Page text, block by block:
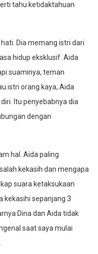
tahu ketidaktahuan
Dia memang istri dari
hidup eksklusif. Aida
suaminya, teman
istri orang kaya, Aida
Itu penyebabnya dia
dengan
hal. Aida paling
kekasih dan mengapa
suara ketaksukaan
kekasihi sepanjang 3
Dina dan Aida tidak
saat saya mulai